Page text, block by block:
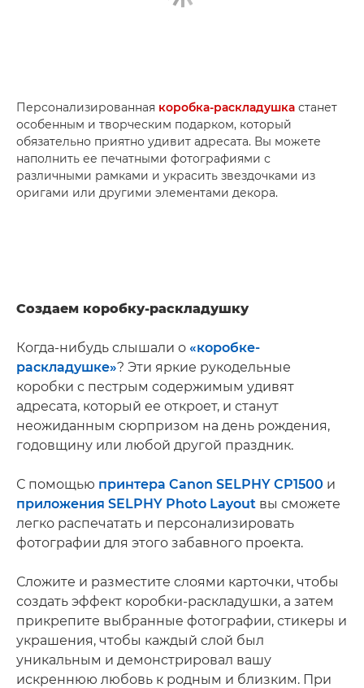
Персонализированная коробка-раскладушка станет
особенным и творческим подарком, который
обязательно приятно удивит адресата. Вы можете
наполнить ее печатными фотографиями с
различными рамками и украсить звездочками из
оригами или другими элементами декора.
Создаем коробку-раскладушку
Когда-нибудь слышали о «коробке-
раскладушке»? Эти яркие рукодельные
коробки с пестрым содержимым удивят
адресата, который ее откроет, и станут
неожиданным сюрпризом на день рождения,
годовщину или любой другой праздник.
С помощью принтера Canon SELPHY CP1500 и
приложения SELPHY Photo Layout вы сможете
легко распечатать и персонализировать
фотографии для этого забавного проекта.
Сложите и разместите слоями карточки, чтобы
создать эффект коробки-раскладушки, а затем
прикрепите выбранные фотографии, стикеры и
украшения, чтобы каждый слой был
уникальным и демонстрировал вашу
искреннюю любовь к родным и близким. При